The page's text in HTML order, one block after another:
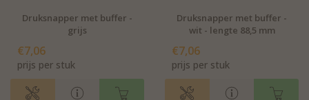
Druksnapper met buffer -
grijs
€7,06
prijs per stuk
Druksnapper met buffer -
wit - lengte 88,5 mm
€7,06
prijs per stuk